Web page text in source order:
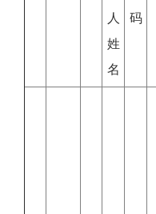
人
姓
名
码